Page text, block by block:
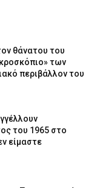
θάνατου του
των
περιβάλλον του
του 1965 στο
είμαστε